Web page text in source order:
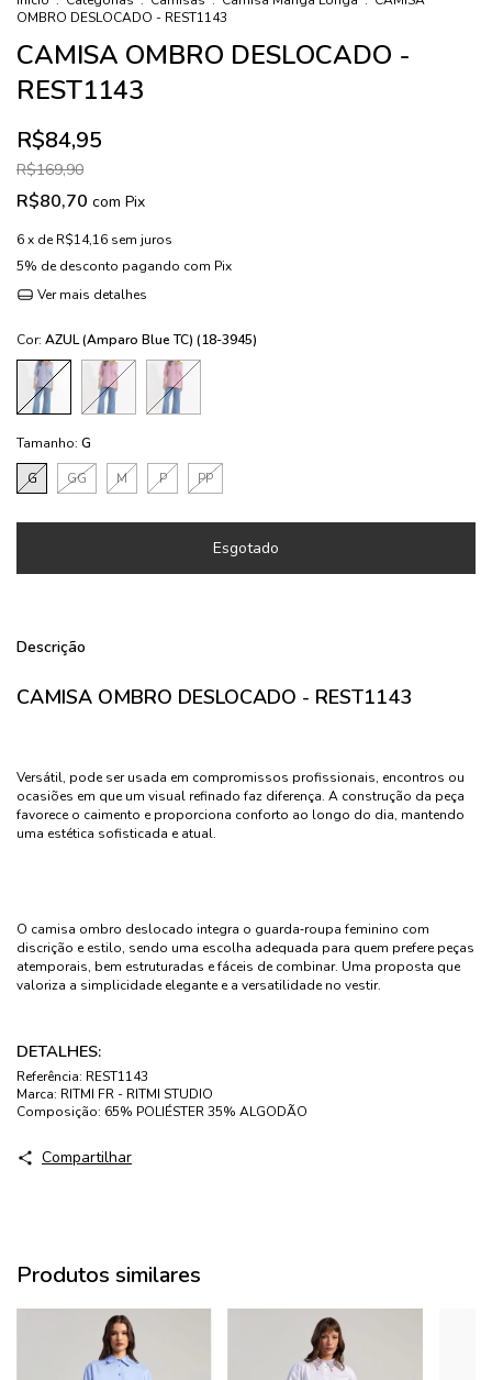
OMBRO DESLOCADO - REST1143
CAMISA OMBRO DESLOCADO -
REST1143
R$84,95
R$169,90
R$80,70 com Pix
6x deR$14,16 sem juros
5% de desconto pagando com Pix
Ver mais detalhes
Cor: AZUL (Amparo Blue TC) (18-3945)
Tamanho: G
G
GG M P PP
Descrição
CAMISA OMBRO DESLOCADO - REST1143
Versátil, pode ser usada em compromissos profissionais, encontros ou
ocasiões em que um visual refinado faz diferença. A construção da peça
favorece o caimento e proporciona conforto ao longo do dia, mantendo
uma estética sofisticada e atual.
O camisa ombro deslocado integra o guarda‑roupa feminino com
discrição e estilo, sendo uma escolha adequada para quem prefere peças
atemporais, bem estruturadas e fáceis de combinar. Uma proposta que
valoriza a simplicidade elegante e a versatilidade no vestir.
DETALHES:
Referência: REST1143
Marca: RITMI FR - RITMI STUDIO
Composição: 65% POLIÉSTER 35% ALGODÃO
Compartilhar
Produtos similares